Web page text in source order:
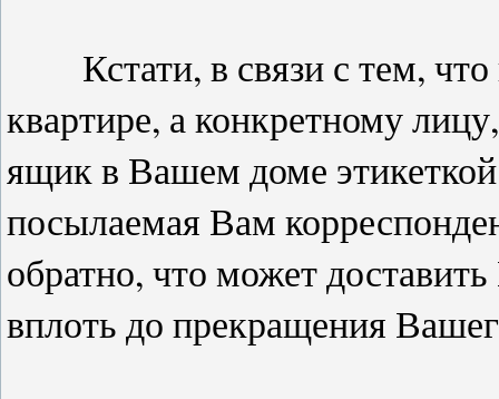
Кстати, в связи с тем, что
квартире, а конкретному
ящик в Вашем доме
посылаемая Вам
обратно, что может
вплоть до прекращения